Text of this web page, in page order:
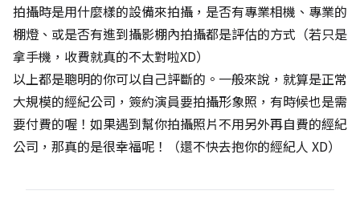
拍攝時是用什麼樣的設備來拍攝，是否有專業相機、專業的
棚燈、或是否有進到攝影棚內拍攝都是評估的方式（若只是
拿手機，收費就真的不太對啦XD）
以上都是聰明的你可以自己評斷的。一般來說，就算是正常
大規模的經紀公司，簽約演員要拍攝形象照，有時候也是需
要付費的喔！如果遇到幫你拍攝照片不用另外再自費的經紀
公司，那真的是很幸福呢！（還不快去抱你的經紀人 XD）